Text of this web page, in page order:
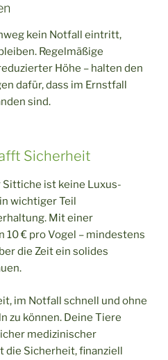
kein Notfall eintritt,
Regelmäßige
Höhe – halten den
dafür, dass im Ernstfall
sind.
Sicherheit
ist keine Luxus-
wichtiger Teil
Mit einer
10 € pro Vogel – mindestens
die Zeit ein solides
im Notfall schnell und ohne
zu können. Deine Tiere
medizinischer
die Sicherheit, finanziell